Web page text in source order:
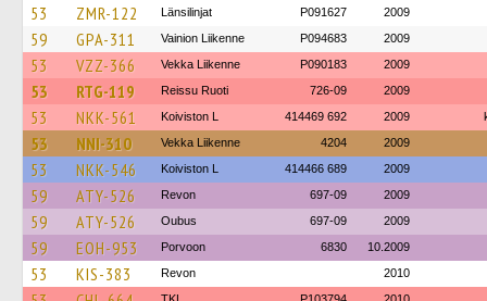
53 ZMR-122 Länsilinjat P091627 2009
59 GPA-311 Vainion Liikenne P094683 2009
53 VZZ-366 Vekka Liikenne P090183 2009
53 RTG-119 Reissu Ruoti 726-09 2009
53 NKK-561 Koiviston L 414469 692 2009
53 NNI-310 Vekka Liikenne 4204 2009
53 NKK-546 Koiviston L 414466 689 2009
59 ATY-526 Revon 697-09 2009
59 ATY-526 Oubus 697-09 2009
59 EOH-953 Porvoon 6830 10.2009
53 KIS-383 Revon 2010